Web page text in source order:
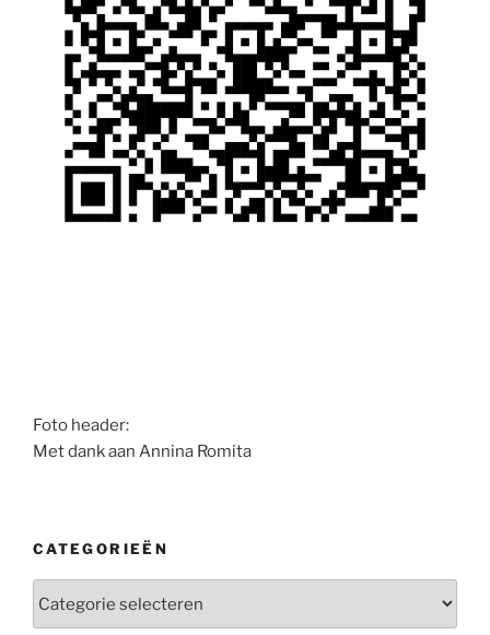
Foto header:
Met dank aan Annina Romita
CATEGORIEËN